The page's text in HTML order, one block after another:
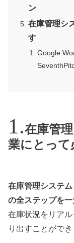
ン
在庫管理シ
す
Google
在庫管
業にとって
在庫管理システ
の全ステップを
在庫状況をリア
り出すことができ